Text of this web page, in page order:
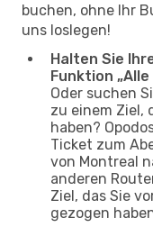
buchen, ohne Ihr
uns loslegen!
Halten Sie
Funktion „Alle
Oder suchen
zu einem Ziel,
haben?
Ticket zum
von Montreal
anderen
Ziel, das Sie
gezogen